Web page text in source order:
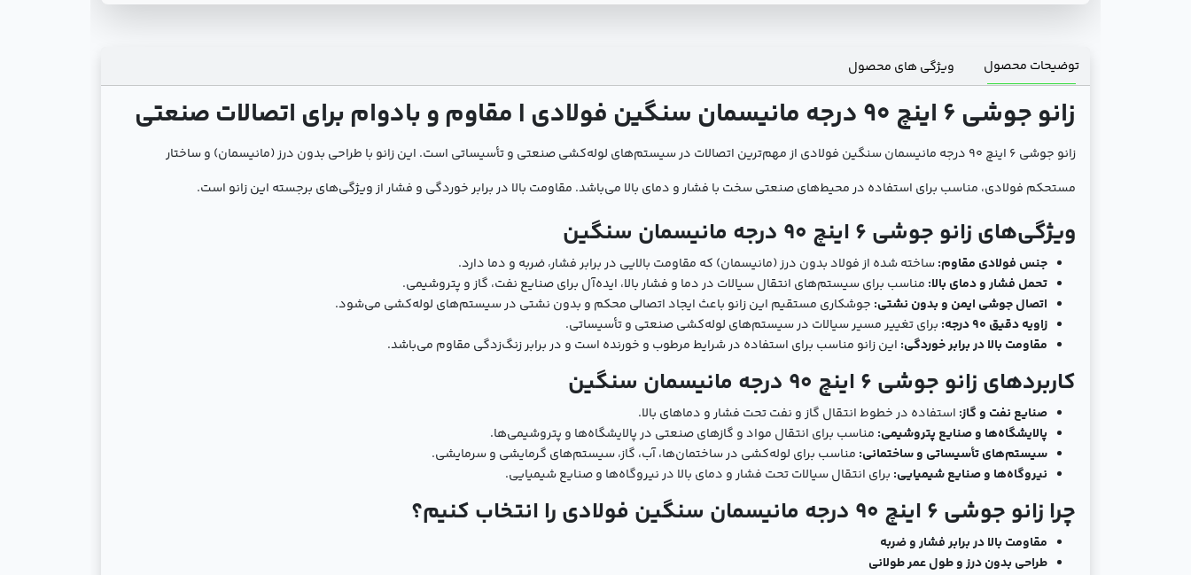
توضیحات محصول ویژگی های محصول
زانو جوشی 6 اینچ 90 درجه مانیسمان سنگین فولادی | مقاوم و بادوام برای اتصالات صنعتی
زانو جوشی 6 اینچ 90 درجه مانیسمان سنگین فولادی از مهم‌ترین اتصالات در سیستم‌های لوله‌کشی صنعتی و تأسیساتی است. این زانو با طراحی بدون درز (مانیسمان) و ساختار
مستحکم فولادی، مناسب برای استفاده در محیط‌های صنعتی سخت با فشار و دمای بالا می‌باشد. مقاومت بالا در برابر خوردگی و فشار از ویژگی‌های برجسته این زانو است.
ویژگی‌های زانو جوشی 6 اینچ 90 درجه مانیسمان سنگین
جنس فولادی مقاوم:ساخته شده از فولاد بدون درز (مانیسمان) که مقاومت بالایی در برابر فشار، ضربه و دما دارد.
تحمل فشار و دمای بالا: مناسب برای سیستم‌های انتقال سیالات در دما و فشار بالا، ایده‌آل برای صنایع نفت، گاز و پتروشیمی.
اتصال جوشی ایمن و بدون نشتی: جوشکاری مستقیم این زانو باعث ایجاد اتصالی محکم و بدون نشتی در سیستم‌های لوله‌کشی می‌شود.
زاویه دقیق 90 درجه:
برای تغییر مسیر سیالات در سیستم‌های لوله‌کشی صنعتی و تأسیساتی.
مقاومت بالا در برابر خوردگی: این زانو مناسب برای استفاده در شرایط مرطوب و خورنده است و در برابر زنگ‌زدگی مقاوم می‌باشد.
کاربردهای زانو جوشی 6 اینچ 90 درجه مانیسمان سنگین
صنایع نفت و گاز: استفاده در خطوط انتقال گاز و نفت تحت فشار و دماهای بالا.
پالایشگاه‌ها و صنایع پتروشیمی: مناسب برای انتقال مواد و گازهای صنعتی در پالایشگاه‌ها و پتروشیمی‌ها.
سیستم‌های تأسیساتی و ساختمانی: مناسب برای لوله‌کشی در ساختمان‌ها، آب، گاز، سیستم‌های گرمایشی و سرمایشی.
نیروگاه‌ها و صنایع شیمیایی: برای انتقال سیالات تحت فشار و دمای بالا در نیروگاه‌ها و صنایع شیمیایی.
چرا زانو جوشی 6 اینچ 90 درجه مانیسمان سنگین فولادی را انتخاب کنیم؟
مقاومت بالا در برابر فشار و ضربه
طراحی بدون درز و طول عمر طولانی